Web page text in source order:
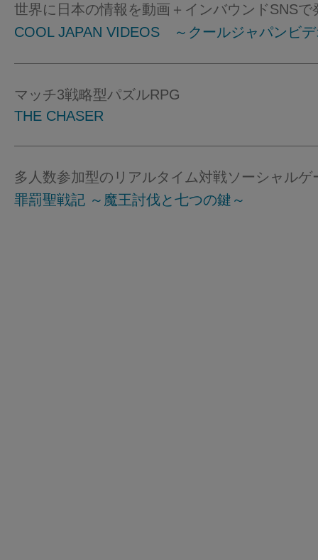
世界に日本の情報を動画＋インバウンドSNSで
COOL JAPAN VIDEOS ～クールジャパンビ
マッチ3戦略型パズルRPG
THE CHASER
多人数参加型のリアルタイム対戦ソーシャルゲ
罪罰聖戦記 ～魔王討伐と七つの鍵～